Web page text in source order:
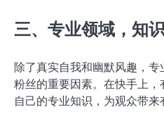
三、专业领域，知
除了真实自我和幽默风趣，
粉丝的重要因素。在快手上
自己的专业知识，为观众带来